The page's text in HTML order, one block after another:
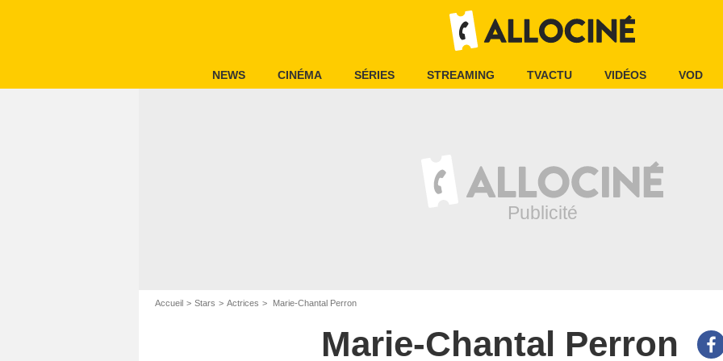
NEWS CINÉMA SÉRIES STREAMING TVACTU VIDÉOS VOD
Accueil Stars Actrices Marie-Chantal Perron
Marie-Chantal Perron